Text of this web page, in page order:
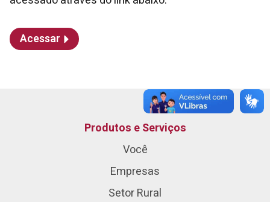
Acessar
Produtos e Serviços
Você
Empresas
Setor Rural